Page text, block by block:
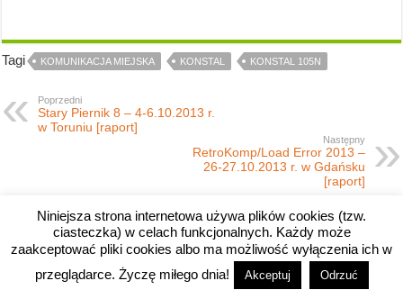
Tagi KOMUNIKACJA MIEJSKA KONSTAL KONSTAL 105N
Poprzedni
Stary Piernik 8 – 4-6.10.2013 r.
w Toruniu [raport]
Następny
RetroKomp/Load Error 2013 –
26-27.10.2013 r. w Gdańsku
[raport]
Copyright © 2008-2026 River's Edge.
Niniejsza strona internetowa używa plików cookies (tzw.
ciasteczka) w celach funkcjonalnych. Każdy może
zaakceptować pliki cookies albo ma możliwość wyłączenia ich w
przeglądarce. Życzę miłego dnia!
Akceptuj Odrzuć